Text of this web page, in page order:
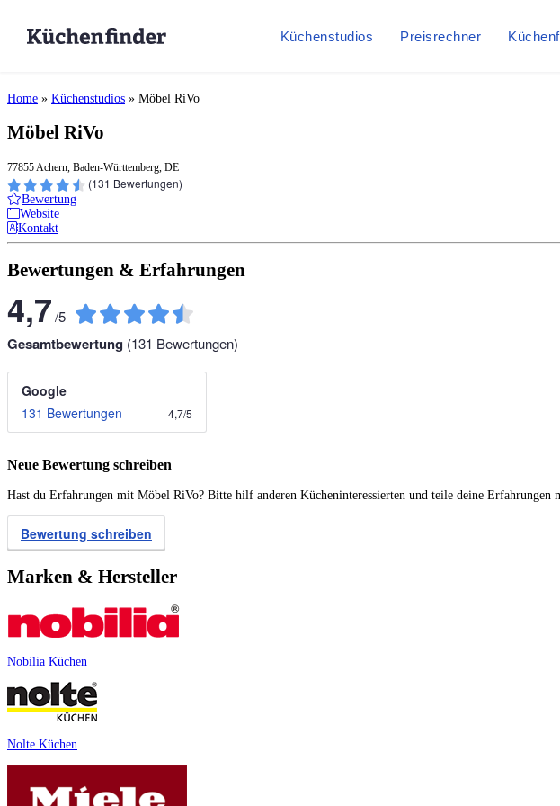
Küchenstudios Preisrechner
Home » Küchenstudios » Möbel RiVo
Möbel RiVo
77855 Achern, Baden-Württemberg, DE
(131 Bewertungen)
Bewertung
Website
Kontakt
Bewertungen & Erfahrungen
4,7/5
Gesamtbewertung (131 Bewertungen)
Google
131 Bewertungen
4,7/5
Neue Bewertung schreiben
Hast du Erfahrungen mit Möbel RiVo? Bitte hilf anderen Kücheninteressierten und teile deine Erfahrungen
Bewertung schreiben
Marken & Hersteller
Nobilia Küchen
Nolte Küchen